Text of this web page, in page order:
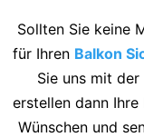
Sollten Sie keine
für Ihren Balkon
Sie uns mit
erstellen dann
Wünschen und